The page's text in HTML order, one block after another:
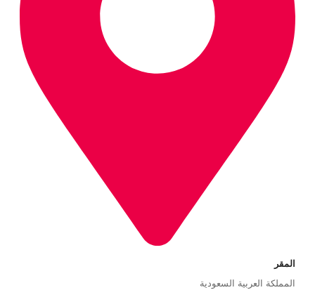
المقر
المملكة العربية السعودية